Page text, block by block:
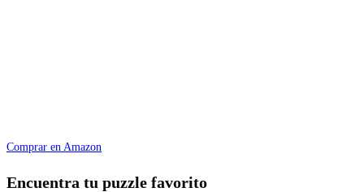
Comprar en Amazon
Encuentra tu puzzle favorito